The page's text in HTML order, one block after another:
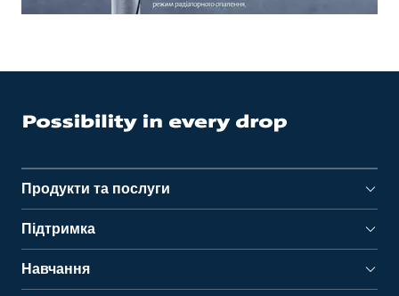
Продукти та послуги
Підтримка
Навчання